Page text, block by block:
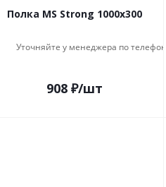
Полка MS Strong 1000x300
Уточняйте у менеджера по телефону
908₽/шт